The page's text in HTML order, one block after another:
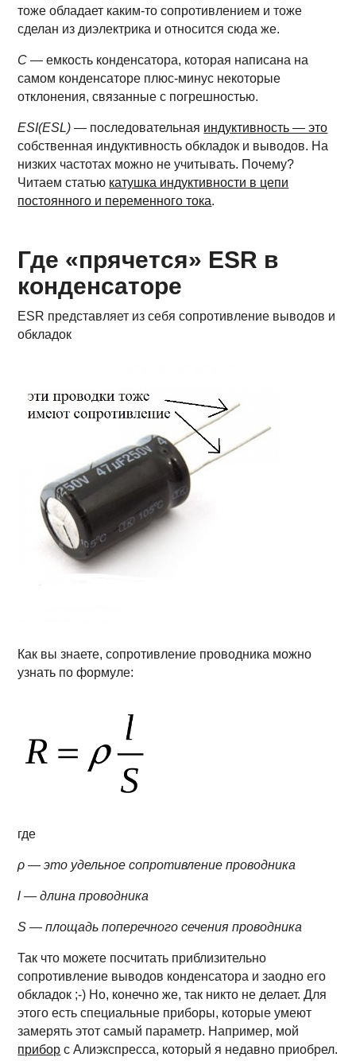
тоже обладает каким-то сопротивлением и тоже
сделан из диэлектрика и относится сюда же.
С— емкость конденсатора, которая написана на
самом конденсаторе плюс-минус некоторые
отклонения, связанные с погрешностью.
ESI(ESL) — последовательная индуктивность — это
собственная индуктивность обкладок и выводов. На
низких частотах можно не учитывать. Почему?
Читаем статью катушка индуктивности в цепи
постоянного и переменного тока.
Где «прячется» ESR в
конденсаторе
ESR представляет из себя сопротивление выводов и
обкладок
Как вы знаете, сопротивление проводника можно
узнать по формуле:
где
ρ — это удельное сопротивление проводника
l — длина проводника
S — площадь поперечного сечения проводника
Так что можете посчитать приблизительно
сопротивление выводов конденсатора и заодно его
обкладок ;-) Но, конечно же, так никто не делает. Для
этого есть специальные приборы, которые умеют
замерять этот самый параметр. Например, мой
прибор с Алиэкспресса, который я недавно приобрел.